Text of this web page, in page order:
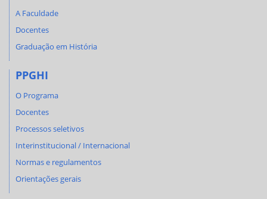
A Faculdade
Docentes
Graduação em História
PPGHI
O Programa
Docentes
Processos seletivos
Interinstitucional / Internacional
Normas e regulamentos
Orientações gerais